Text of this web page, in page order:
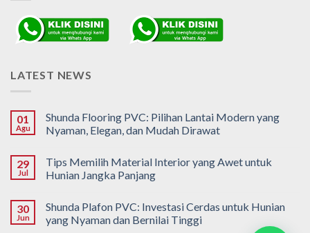
LATEST NEWS
01
Agu
Shunda Flooring PVC: Pilihan Lantai Modern yang
Nyaman, Elegan, dan Mudah Dirawat
29
Jul
Tips Memilih Material Interior yang Awet untuk
Hunian Jangka Panjang
30
Jun
Shunda Plafon PVC: Investasi Cerdas untuk Hunian
yang Nyaman dan Bernilai Tinggi